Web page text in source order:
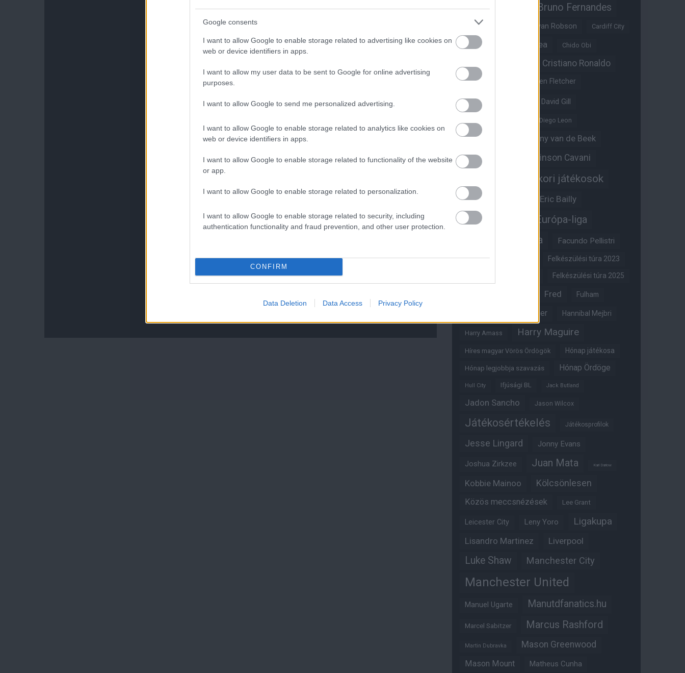
Google consents
I want to allow Google to enable storage related to advertising like cookies on
web or device identifiers in apps.
I want to allow my user data to be sent to Google for online advertising
purposes.
I want to allow Google to send me personalized advertising.
I want to allow Google to enable storage related to analytics like cookies on
web or device identifiers in apps.
I want to allow Google to enable storage related to functionality of the website
or app.
I want to allow Google to enable storage related to personalization.
I want to allow Google to enable storage related to security, including
authentication functionality and fraud prevention, and other user protection.
CONFIRM
Data Deletion Data Access Privacy Policy
Brandon Williams Bruno Fernandes
Bryan Mbeumo Bryan Robson Cardiff City
Casemiro Chelsea Chido Obi
Cristiano Ronaldo
Crystal Palace Darren Fletcher
David De Gea David Gill
Diego Leon
Diogo Dalot
Donny van de Beek
Ed Woodward
Edinson Cavani
Egykori játékosok
Érdekességek Eric Bailly
Erik ten Hag Európa-liga
FA-kupa Facundo Pellistri
Felkészülési túra 2022 Felkészülési túra 2023
Felkészülési túra 2025
Fred Fulham
Glazer Hannibal Mejbri
Harry Amass Harry Maguire
Híres magyar Vörös Ördögök Hónap játékosa
Hónap legjobbja szavazás Hónap Ördöge
Hull City Ifjúsági BL Jack Butland
Jadon Sancho Jason Wilcox
Játékosértékelés Játékosprofilok
Jesse Lingard Jonny Evans
Joshua Zirkzee Juan Mata Karl Darlow
Kobbie Mainoo Kölcsönlesen
Közös meccsnézések Lee Grant
Leicester City Leny Yoro Ligakupa
Lisandro Martinez Liverpool
Luke Shaw Manchester City
Manchester United
Manuel Ugarte Manutdfanatics.hu
Marcel Sabitzer Marcus Rashford
Martin Dubravka Mason Greenwood
Mason Mount Matheus Cunha